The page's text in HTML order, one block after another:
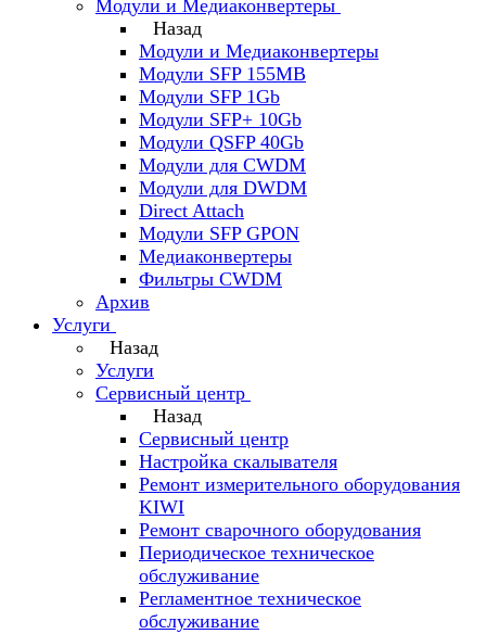
Модули и Медиаконвертеры
Назад
Модули и Медиаконвертеры
Модули SFP 155MB
Модули SFP 1Gb
Модули SFP+ 10Gb
Модули QSFP 40Gb
Модули для CWDM
Модули для DWDM
Direct Attach
Модули SFP GPON
Медиаконвертеры
Фильтры CWDM
Архив
Услуги
Назад
Услуги
Сервисный центр
Назад
Сервисный центр
Настройка скалывателя
Ремонт измерительного оборудования
KIWI
Ремонт сварочного оборудования
Периодическое техническое
обслуживание
Регламентное техническое
обслуживание